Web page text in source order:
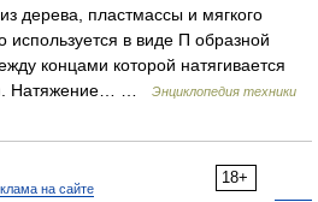
дерева, пластмассы и мягкого
используется в виде П образной
концами которой натягивается
Натяжение… …
Энциклопедия техники
18+
на сайте